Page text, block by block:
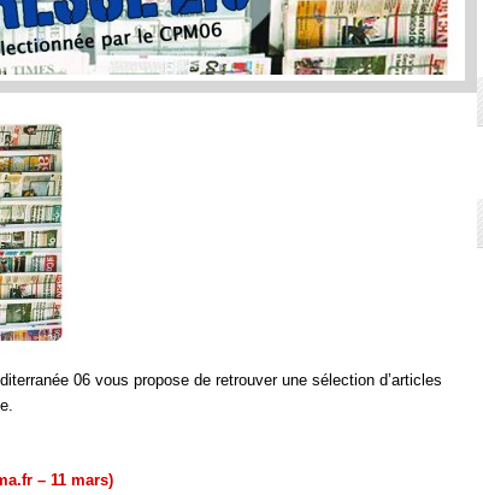
06 vous propose de retrouver une sélection d’articles
– 11 mars)